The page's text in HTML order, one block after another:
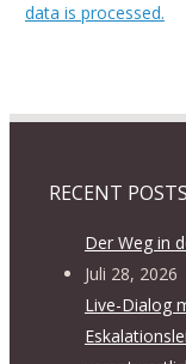
data is processed.
RECENT POSTS
Der Weg in
Juli 28, 2026
Live-Dialog